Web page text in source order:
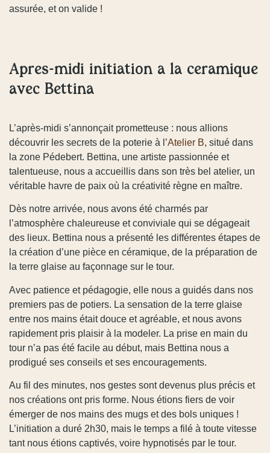
assurée, et on valide !
Après-midi initiation à la céramique
avec Bettina
L’après-midi s’annonçait prometteuse : nous allions
découvrir les secrets de la poterie à l’Atelier B, situé dans
la zone Pédebert. Bettina, une artiste passionnée et
talentueuse, nous a accueillis dans son très bel atelier, un
véritable havre de paix où la créativité règne en maître.
Dès notre arrivée, nous avons été charmés par
l’atmosphère chaleureuse et conviviale qui se dégageait
des lieux. Bettina nous a présenté les différentes étapes de
la création d’une pièce en céramique, de la préparation de
la terre glaise au façonnage sur le tour.
Avec patience et pédagogie, elle nous a guidés dans nos
premiers pas de potiers. La sensation de la terre glaise
entre nos mains était douce et agréable, et nous avons
rapidement pris plaisir à la modeler. La prise en main du
tour n’a pas été facile au début, mais Bettina nous a
prodigué ses conseils et ses encouragements.
Au fil des minutes, nos gestes sont devenus plus précis et
nos créations ont pris forme. Nous étions fiers de voir
émerger de nos mains des mugs et des bols uniques !
L’initiation a duré 2h30, mais le temps a filé à toute vitesse
tant nous étions captivés, voire hypnotisés par le tour.